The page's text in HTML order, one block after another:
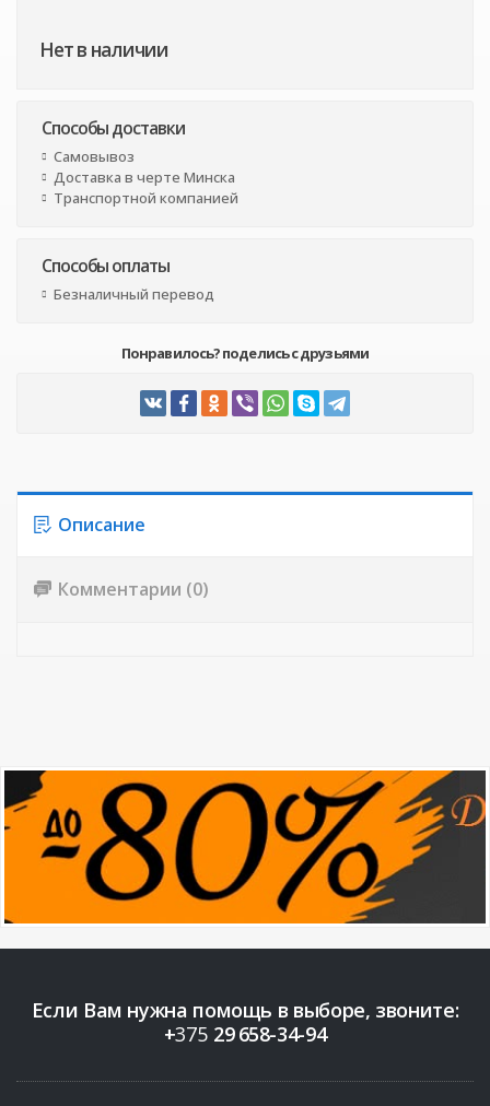
Нет в наличии
Способы доставки
Самовывоз
Доставка в черте Минска
Транспортной компанией
Способы оплаты
Безналичный перевод
Понравилось? поделись с друзьями
Описание
Комментарии (0)
Если Вам нужна помощь в выборе, звоните:
+375 29658-34-94